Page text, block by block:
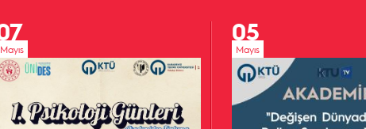
Mayıs
05
Mayıs